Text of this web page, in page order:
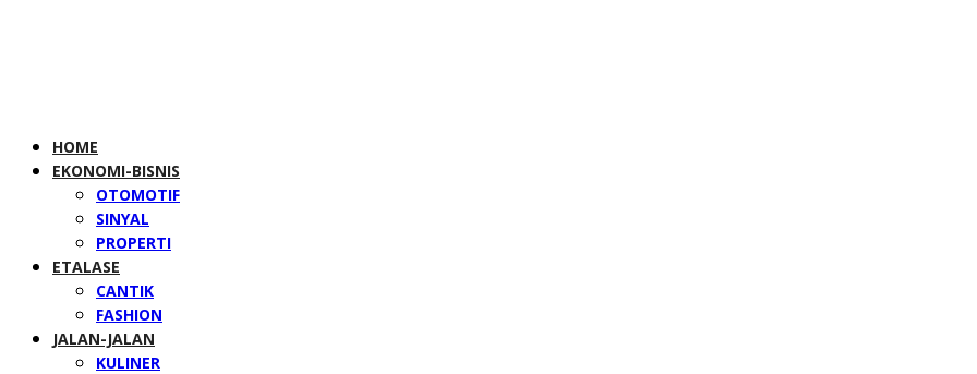
HOME
EKONOMI-BISNIS
OTOMOTIF
SINYAL
PROPERTI
ETALASE
CANTIK
FASHION
JALAN-JALAN
KULINER